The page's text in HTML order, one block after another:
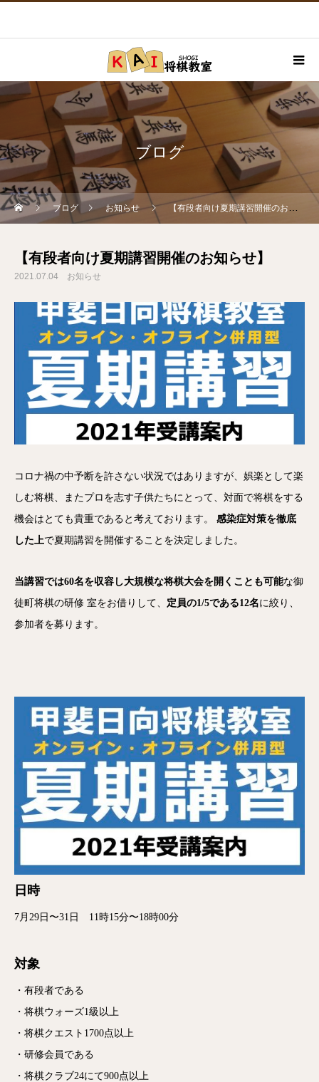
ブログ
ブログ お知らせ 【有段者向け夏期講習開催のお知らせ】
【有段者向け夏期講習開催のお知らせ】
2021.07.04 お知らせ
コロナ禍の中予断を許さない状況ではありますが、娯楽として楽
しむ将棋、またプロを志す子供たちにとって、対面で将棋をする
機会はとても貴重であると考えております。 感染症対策を徹底
した上で夏期講習を開催することを決定しました。
当講習では60名を収容し大規模な将棋大会を開くことも可能な御
徒町将棋の研修 室をお借りして、 定員の1/5である12名に絞り、
参加者を募ります。
日時
7月29日〜31日 11時15分〜18時00分
対象
・有段者である
・将棋ウォーズ1級以上
・将棋クエスト1700点以上
・研修会員である
・将棋クラブ24にて900点以上